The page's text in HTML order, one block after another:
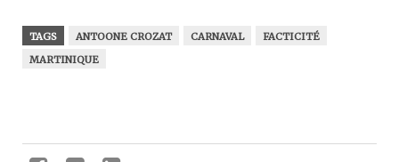
TAGS ANTOONE CROZAT CARNAVAL
FACTICITÉ
MARTINIQUE